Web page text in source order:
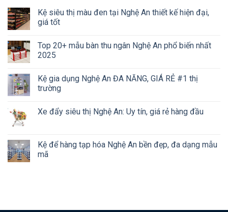
Kệ siêu thị màu đen tại Nghệ An thiết kế hiện đại,
giá tốt
Top 20+ mẫu bàn thu ngân Nghệ An phổ biến nhất
2025
Kệ gia dụng Nghệ An ĐA NĂNG, GIÁ RẺ #1 thị
trường
Xe đẩy siêu thị Nghệ An: Uy tín, giá rẻ hàng đầu
Kệ để hàng tạp hóa Nghệ An bền đẹp, đa dạng mẫu
mã